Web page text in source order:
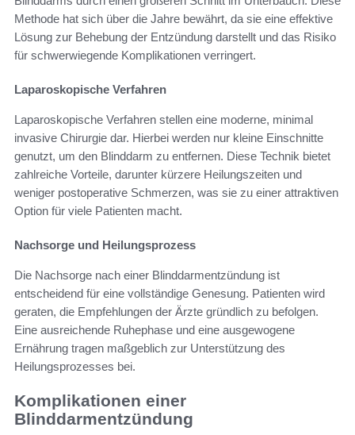
Methode hat sich über die Jahre bewährt, da sie eine effektive
Lösung zur Behebung der Entzündung darstellt und das Risiko
für schwerwiegende Komplikationen verringert.
Laparoskopische Verfahren
Laparoskopische Verfahren stellen eine moderne, minimal
invasive Chirurgie dar. Hierbei werden nur kleine Einschnitte
genutzt, um den Blinddarm zu entfernen. Diese Technik bietet
zahlreiche Vorteile, darunter kürzere Heilungszeiten und
weniger postoperative Schmerzen, was sie zu einer attraktiven
Option für viele Patienten macht.
Nachsorge und Heilungsprozess
Die Nachsorge nach einer Blinddarmentzündung ist
entscheidend für eine vollständige Genesung. Patienten wird
geraten, die Empfehlungen der Ärzte gründlich zu befolgen.
Eine ausreichende Ruhephase und eine ausgewogene
Ernährung tragen maßgeblich zur Unterstützung des
Heilungsprozesses bei.
Komplikationen einer
Blinddarmentzündung